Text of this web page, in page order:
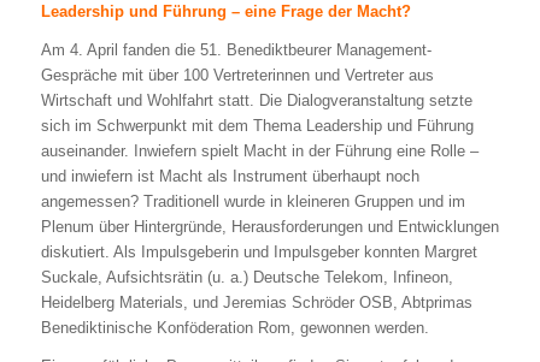
Leadership und Führung – eine Frage der Macht?
Am 4. April fanden die 51. Benediktbeurer Management-
Gespräche mit über 100 Vertreterinnen und Vertreter aus
Wirtschaft und Wohlfahrt statt. Die Dialogveranstaltung setzte
sich im Schwerpunkt mit dem Thema Leadership und Führung
auseinander. Inwiefern spielt Macht in der Führung eine Rolle –
und inwiefern ist Macht als Instrument überhaupt noch
angemessen? Traditionell wurde in kleineren Gruppen und im
Plenum über Hintergründe, Herausforderungen und Entwicklungen
diskutiert. Als Impulsgeberin und Impulsgeber konnten Margret
Suckale, Aufsichtsrätin (u. a.) Deutsche Telekom, Infineon,
Heidelberg Materials, und Jeremias Schröder OSB, Abtprimas
Benediktinische Konföderation Rom, gewonnen werden.